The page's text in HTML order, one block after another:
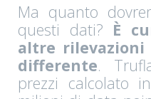
Ma quanto
questi dati? È
altre
differente.
prezzi calcolato